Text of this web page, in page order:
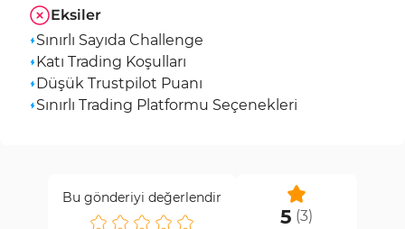
Eksiler
Sınırlı Sayıda Challenge
Katı Trading Koşulları
Düşük Trustpilot Puanı
Sınırlı Trading Platformu Seçenekleri
5 (3)
Bu gönderiyi değerlendir